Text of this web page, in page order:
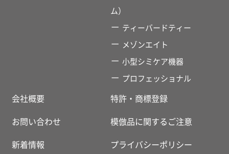
ム）
ティーバードティー
メゾンエイト
小型シミケア機器
プロフェッショナル
会社概要
お問い合わせ
新着情報
特許・商標登録
模倣品に関するご注意
プライバシーポリシー